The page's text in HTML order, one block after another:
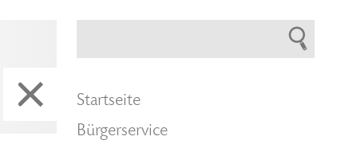
Startseite
Bürgerservice